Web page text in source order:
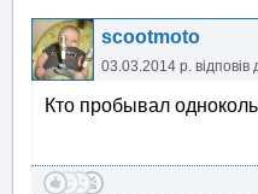
scootmoto
03.03.2014 р. відповів
Кто пробывал